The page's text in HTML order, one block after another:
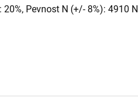
Pevnost N (+/- 8%): 4910 N